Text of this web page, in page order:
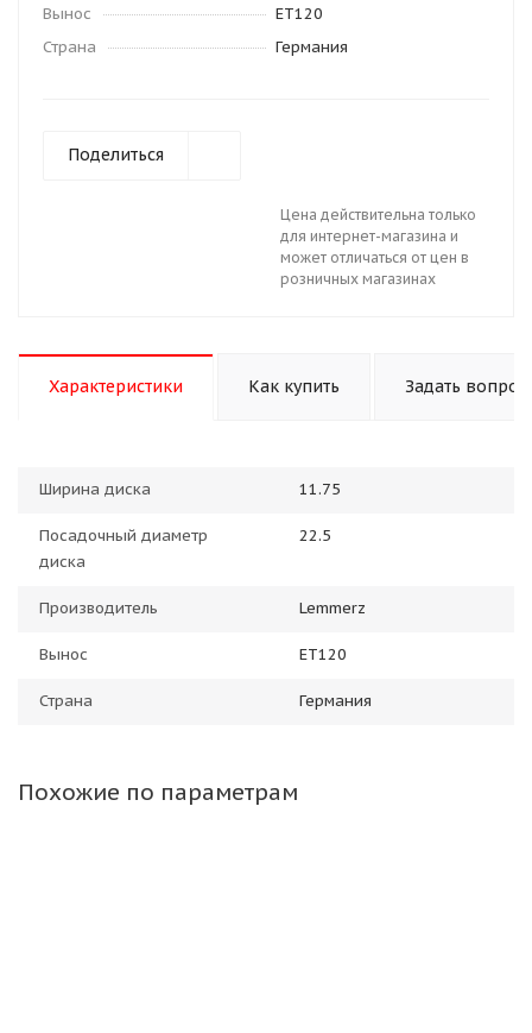
Вынос
ET120
Страна
Германия
Поделиться
Цена действительна только
для интернет-магазина и
может отличаться от цен в
розничных магазинах
Характеристики Как купить Задать вопрос
Ширина диска 11.75
Посадочный диаметр
диска
22.5
Производитель Lemmerz
Вынос ET120
Страна Германия
Похожие по параметрам